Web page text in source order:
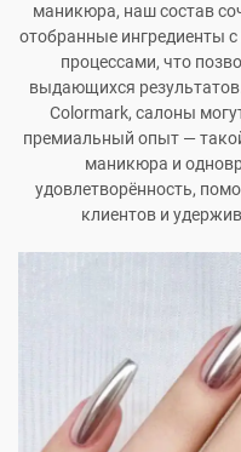
маникюра, наш состав
отобранные ингредиенты
процессами, что
выдающихся
Colormark, салоны
премиальный опыт —
маникюра и
удовлетворённость,
клиентов и